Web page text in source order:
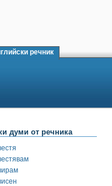
речник
думи от речника